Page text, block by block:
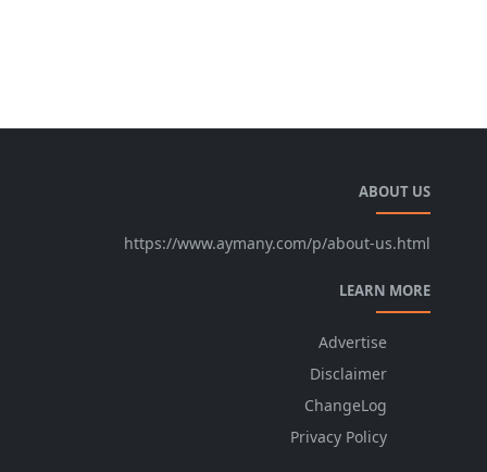
ABOUT US
https://www.aymany.com/p/about-us.html
LEARN MORE
Advertise
Disclaimer
ChangeLog
Privacy Policy